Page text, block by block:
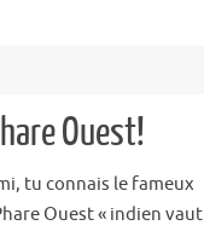
Ouest!
tu connais le fameux
Ouest « indien vaut